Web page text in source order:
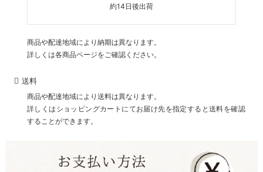
約14日後出荷
商品や配達地域により納期は異なります。
詳しくは各商品ページをご確認ください。
送料
商品や配達地域により送料は異なります。
詳しくはショッピングカートにてお届け先を指定すると送料を確認
することができます。